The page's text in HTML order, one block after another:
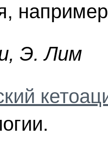
Э. Лим